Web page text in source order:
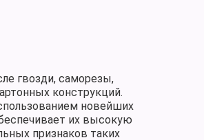
гвозди, саморезы,
конструкций.
новейших
их высокую
признаков таких